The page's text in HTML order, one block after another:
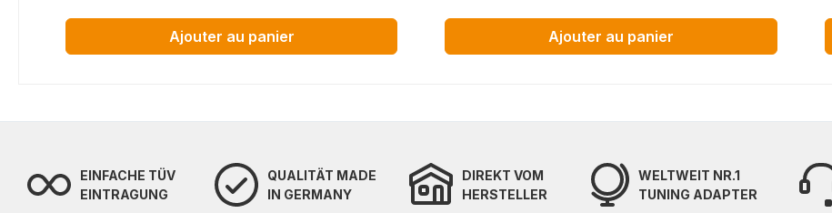
Ajouter au panier Ajouter au panier
EINFACHE TÜV
EINTRAGUNG
QUALITÄT MADE
IN GERMANY
DIREKT VOM
HERSTELLER
WELTWEIT NR.1
TUNING ADAPTER